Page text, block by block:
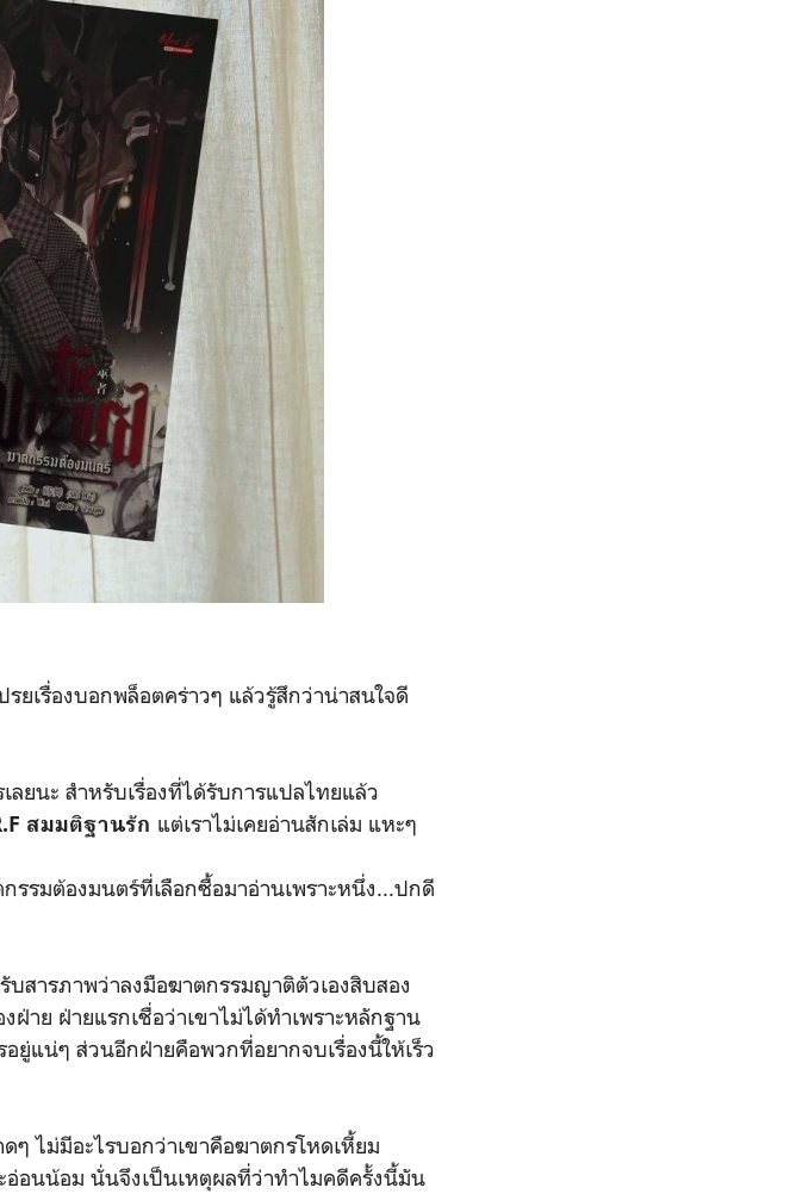
รื่องบอกพล็อตคร่าวๆ แล้วรู้สึกว่าน่าสนใจดี
นะ สำหรับเรื่องที่ได้รับการแปลไทยแล้ว
สมมติฐานรัก แต่เราไม่เคยอ่านสักเล่ม แหะๆ
มต้องมนตร์ที่เลือกซื้อมาอ่านเพราะหนึ่ง...ปกดี
สารภาพว่าลงมือฆาตกรรมญาติตัวเองสิบสอง
าย ฝ่ายแรกเชื่อว่าเขาไม่ได้ทำเพราะหลักฐาน
ยู่แน่ๆ ส่วนอีกฝ่ายคือพวกที่อยากจบเรื่องนี้ให้เร็ว
ม่มีอะไรบอกว่าเขาคือฆาตกรโหดเหี้ยม
อ่อนน้อม นั่นจึงเป็นเหตุผลที่ว่าทำไมคดีครั้งนี้มัน